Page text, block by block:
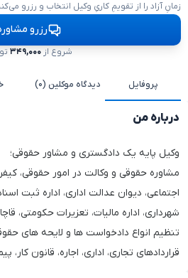
زمانِ آزاد را از تقویمِ کاریِ وکیل انتخاب و رزرو
رزرو
شروع از ۳۴۹,۰۰۰
پروفایل دیدگاه موکلین (۰)
درباره من
وکیل پایه یک دادگستری و مشاور حقوقی؛
مشاوره حقوقی و وکالت در امور حقوقی،
اجتماعی، دیوان عدالت اداری، اداره ثبت
شهرداری، اداره مالیات، تعزیرات حکومتی،
تنظیم انواع دادخواست ها و لایحه های
قراردادهای تجاری، اداری، اجاره، قانون کار،